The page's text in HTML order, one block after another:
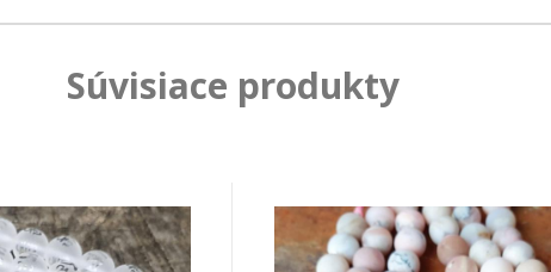
Súvisiace produkty